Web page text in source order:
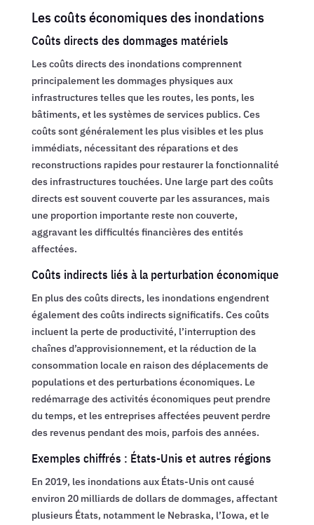
Les coûts économiques des inondations
Coûts directs des dommages matériels
Les coûts directs des inondations comprennent
principalement les dommages physiques aux
infrastructures telles que les routes, les ponts, les
bâtiments, et les systèmes de services publics. Ces
coûts sont généralement les plus visibles et les plus
immédiats, nécessitant des réparations et des
reconstructions rapides pour restaurer la fonctionnalité
des infrastructures touchées. Une large part des coûts
directs est souvent couverte par les assurances, mais
une proportion importante reste non couverte,
aggravant les difficultés financières des entités
affectées.
Coûts indirects liés à la perturbation économique
En plus des coûts directs, les inondations engendrent
également des coûts indirects significatifs. Ces coûts
incluent la perte de productivité, l’interruption des
chaînes d’approvisionnement, et la réduction de la
consommation locale en raison des déplacements de
populations et des perturbations économiques. Le
redémarrage des activités économiques peut prendre
du temps, et les entreprises affectées peuvent perdre
des revenus pendant des mois, parfois des années.
Exemples chiffrés : États-Unis et autres régions
En 2019, les inondations aux États-Unis ont causé
environ 20 milliards de dollars de dommages, affectant
plusieurs États, notamment le Nebraska, l’Iowa, et le